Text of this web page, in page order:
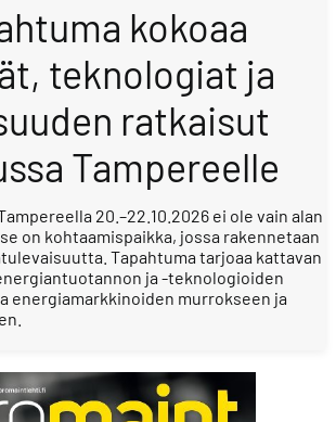
kokoaa
teknologiat ja
ratkaisut
Tampereelle
20.–22.10.2026 ei ole vain alan
on kohtaamispaikka, jossa rakennetaan
Tapahtuma tarjoaa kattavan
ja -teknologioiden
energiamarkkinoiden murrokseen ja